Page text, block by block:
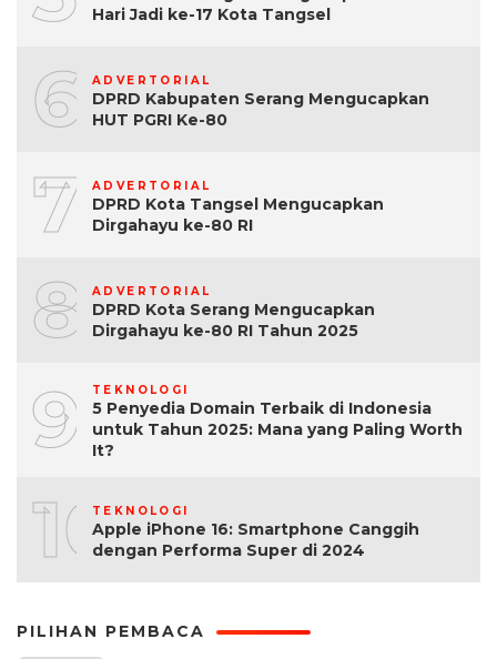
Hari Jadi ke-17 Kota Tangsel
6 ADVERTORIAL
DPRD Kabupaten Serang Mengucapkan
HUT PGRI Ke-80
7 ADVERTORIAL
DPRD Kota Tangsel Mengucapkan
Dirgahayu ke-80 RI
8 ADVERTORIAL
DPRD Kota Serang Mengucapkan
Dirgahayu ke-80 RI Tahun 2025
9 TEKNOLOGI
5 Penyedia Domain Terbaik di Indonesia
untuk Tahun 2025: Mana yang Paling Worth
It?
10TEKNOLOGI
Apple iPhone 16: Smartphone Canggih
dengan Performa Super di 2024
PILIHAN PEMBACA